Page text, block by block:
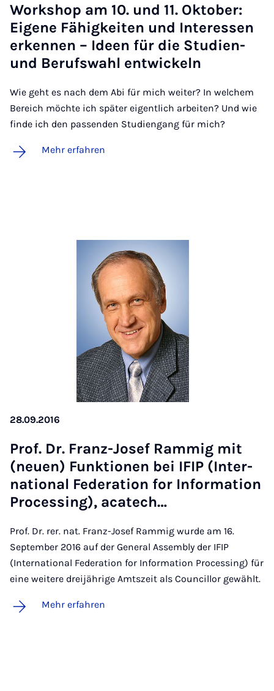
Work­shop am 10. und 11. Ok­to­ber:
Ei­ge­ne Fä­hig­kei­ten und In­ter­es­sen
er­ken­nen – Ide­en für die Stu­di­en-
und Be­rufs­wahl ent­wi­ckeln
Wie geht es nach dem Abi für mich weiter? In welchem
Bereich möchte ich später eigentlich arbeiten? Und wie
finde ich den passenden Studiengang für mich?
Mehr erfahren
28.09.2016
Prof. Dr. Franz-Jo­sef Ram­mig mit
(neu­en) Funk­ti­o­nen bei IFIP (In­ter­
na­ti­o­nal Fe­de­ra­ti­on for In­for­ma­ti­on
Pro­ces­sing), aca­tech…
Prof. Dr. rer. nat. Franz-Josef Rammig wurde am 16.
September 2016 auf der General Assembly der IFIP
(International Federation for Information Processing) für
eine weitere dreijährige Amtszeit als Councillor gewählt.
Mehr erfahren